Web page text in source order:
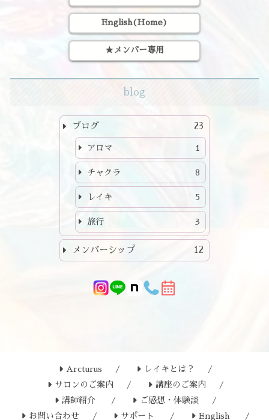
English(Home)
★メンバー専用
blog
ブログ 23
アロマ 1
チャクラ 8
レイキ 5
旅行 3
メンバーシップ 12
Arcturus
レイキとは？
サロンのご案内
講座のご案内
講師紹介
ご感想・体験談
お問い合わせ
サポート English